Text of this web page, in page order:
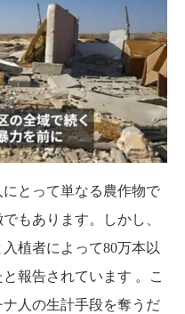
とって単なる農作物で
もあります。
しかし、
植者によって80万本以
と報告されています 。
こ
人の生計手段を奪うだ